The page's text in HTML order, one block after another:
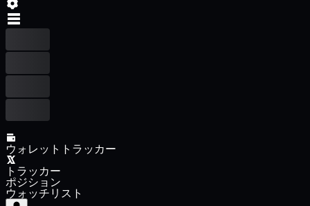
ウォレットトラッカー
トラッカー
ポジション
ウォッチリスト